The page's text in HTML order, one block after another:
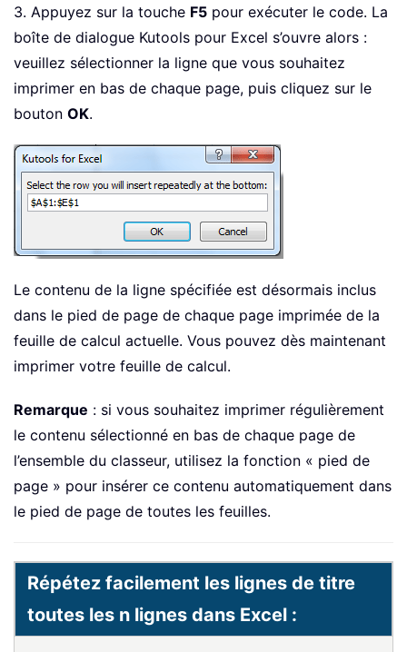
3. Appuyez sur la touche F5 pour exécuter le code. La
boîte de dialogue Kutools pour Excel s’ouvre alors :
veuillez sélectionner la ligne que vous souhaitez
imprimer en bas de chaque page, puis cliquez sur le
bouton OK.
Le contenu de la ligne spécifiée est désormais inclus
dans le pied de page de chaque page imprimée de la
feuille de calcul actuelle. Vous pouvez dès maintenant
imprimer votre feuille de calcul.
Remarque : si vous souhaitez imprimer régulièrement
le contenu sélectionné en bas de chaque page de
l’ensemble du classeur, utilisez la fonction « pied de
page » pour insérer ce contenu automatiquement dans
le pied de page de toutes les feuilles.
Répétez facilement les lignes de titre
toutes les n lignes dans Excel :